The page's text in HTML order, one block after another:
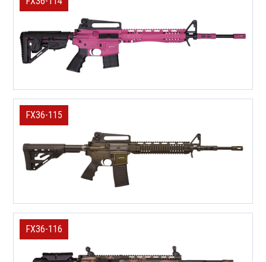
FX36-115
FX36-116